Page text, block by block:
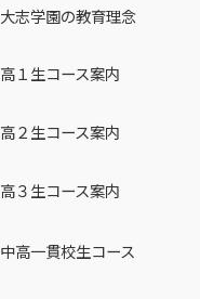
大志学園の教育理念
高１生コース案内
高２生コース案内
高３生コース案内
中高一貫校生コース